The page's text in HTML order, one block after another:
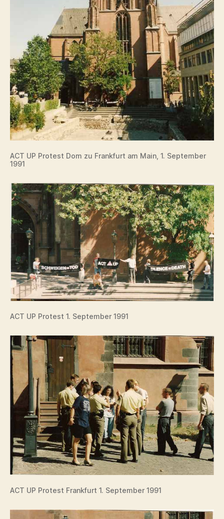
ACT UP Protest Dom zu Frankfurt am Main, 1. September
1991
ACT UP Protest 1. September 1991
ACT UP Protest Frankfurt 1. September 1991